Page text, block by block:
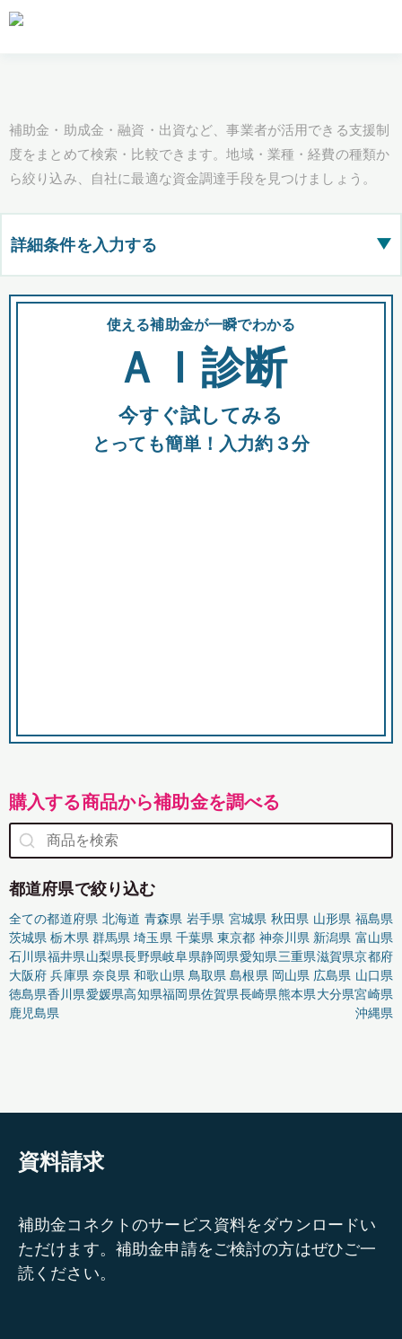
補助金・助成金・融資・出資など、事業者が活用できる支援制
度をまとめて検索・比較できます。地域・業種・経費の種類か
ら絞り込み、自社に最適な資金調達手段を見つけましょう。
詳細条件を入力する ▶
都道府県
全国の検索結果を含めて表示
助成金 融資 出資
使える補助金が一瞬でわかる
ＡＩ診断
今すぐ試してみる
とっても簡単！入力約３分
購入する商品から補助金を調べる
都道府県で絞り込む
全ての都道府県 北海道 青森県 岩手県 宮城県 秋田県 山形県 福島県
茨城県 栃木県 群馬県 埼玉県 千葉県 東京都 神奈川県 新潟県 富山県
石川県福井県山梨県長野県岐阜県静岡県愛知県三重県滋賀県京都府
大阪府 兵庫県 奈良県 和歌山県 鳥取県 島根県 岡山県 広島県 山口県
徳島県香川県愛媛県高知県福岡県佐賀県長崎県熊本県大分県宮崎県
鹿児島県
沖縄県
資料請求
補助金コネクトのサービス資料をダウンロードい
ただけます。補助金申請をご検討の方はぜひご一
読ください。